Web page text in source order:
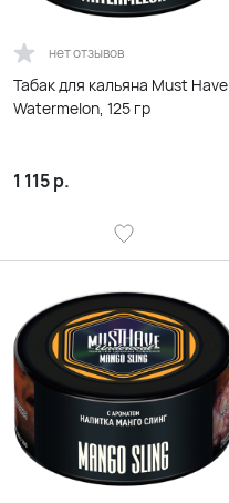
нет отзывов
Табак для кальяна Must Have
Watermelon, 125 гр
1 115р.